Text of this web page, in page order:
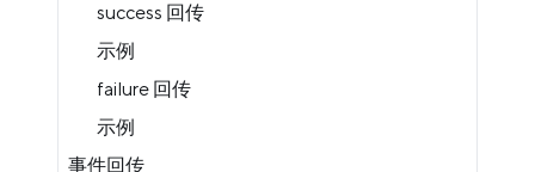
success 回传
示例
failure 回传
示例
事件回传